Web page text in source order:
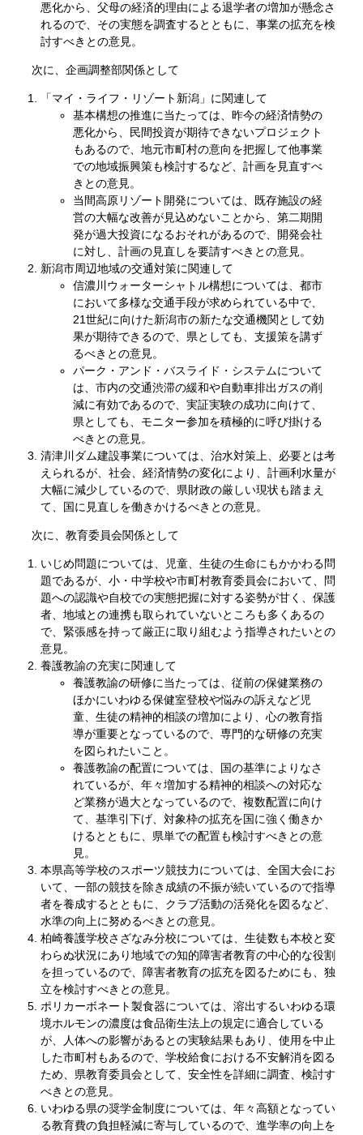
悪化から、父母の経済的理由による退学者の増加が懸念さ
れるので、その実態を調査するとともに、事業の拡充を検
討すべきとの意見。
次に、企画調整部関係として
「マイ・ライフ・リゾート新潟」に関連して
基本構想の推進に当たっては、昨今の経済情勢の
悪化から、民間投資が期待できないプロジェクト
もあるので、地元市町村の意向を把握して他事業
での地域振興策も検討するなど、計画を見直すべ
きとの意見。
当間高原リゾート開発については、既存施設の経
営の大幅な改善が見込めないことから、第二期開
発が過大投資になるおそれがあるので、開発会社
に対し、計画の見直しを要請すべきとの意見。
新潟市周辺地域の交通対策に関連して
信濃川ウォーターシャトル構想については、都市
において多様な交通手段が求められている中で、
21世紀に向けた新潟市の新たな交通機関として効
果が期待できるので、県としても、支援策を講ず
るべきとの意見。
パーク・アンド・バスライド・システムについて
は、市内の交通渋滞の緩和や自動車排出ガスの削
減に有効であるので、実証実験の成功に向けて、
県としても、モニター参加を積極的に呼び掛ける
べきとの意見。
清津川ダム建設事業については、治水対策上、必要とは考
えられるが、社会、経済情勢の変化により、計画利水量が
大幅に減少しているので、県財政の厳しい現状も踏まえ
て、国に見直しを働きかけるべきとの意見。
次に、教育委員会関係として
いじめ問題については、児童、生徒の生命にもかかわる問
題であるが、小・中学校や市町村教育委員会において、問
題への認識や自校での実態把握に対する姿勢が甘く、保護
者、地域との連携も取られていないところも多くあるの
で、緊張感を持って厳正に取り組むよう指導されたいとの
意見。
養護教諭の充実に関連して
養護教諭の研修に当たっては、従前の保健業務の
ほかにいわゆる保健室登校や悩みの訴えなど児
童、生徒の精神的相談の増加により、心の教育指
導が重要となっているので、専門的な研修の充実
を図られたいこと。
養護教諭の配置については、国の基準によりなさ
れているが、年々増加する精神的相談への対応な
ど業務が過大となっているので、複数配置に向け
て、基準引下げ、対象枠の拡充を国に強く働きか
けるとともに、県単での配置も検討すべきとの意
見。
本県高等学校のスポーツ競技力については、全国大会にお
いて、一部の競技を除き成績の不振が続いているので指導
者を養成するとともに、クラブ活動の活発化を図るなど、
水準の向上に努めるべきとの意見。
柏崎養護学校さざなみ分校については、生徒数も本校と変
わらぬ状況にあり地域での知的障害者教育の中心的な役割
を担っているので、障害者教育の拡充を図るためにも、独
立を検討すべきとの意見。
ポリカーボネート製食器については、溶出するいわゆる環
境ホルモンの濃度は食品衛生法上の規定に適合している
が、人体への影響があるとの実験結果もあり、使用を中止
した市町村もあるので、学校給食における不安解消を図る
ため、県教育委員会として、安全性を詳細に調査、検討す
べきとの意見。
いわゆる県の奨学金制度については、年々高額となってい
る教育費の負担軽減に寄与しているので、進学率の向上を